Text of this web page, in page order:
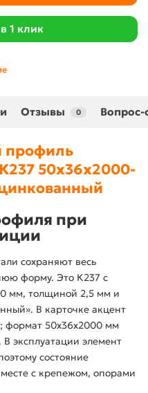
1 клик
Отзывы 0 Вопрос-
профиль
50x36x2000-
при
сохраняют весь
форму. Это К237 с
мм, толщиной 2,5 мм и
В карточке акцент
формат 50x36x2000 мм
эксплуатации элемент
состояние
с крепежом, опорами